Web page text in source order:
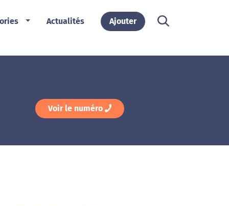
Actualités Ajouter
Voir le numéro